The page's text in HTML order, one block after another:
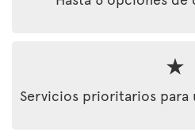
Servicios prioritarios para